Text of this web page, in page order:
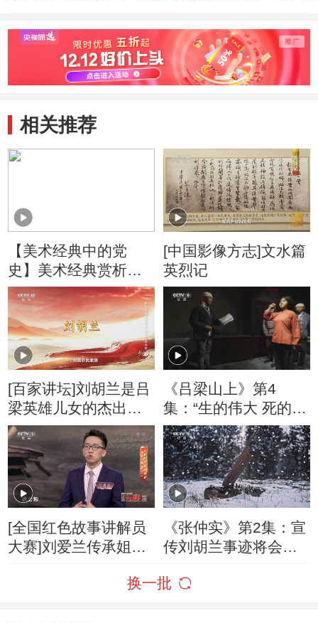
刘胡兰大无畏的革
命精神？
为何创作刘胡兰烈
士纪念像？
牲背
人知
相关推荐
【美术经典中的党
史】美术经典赏析：
王朝闻没有见过刘胡
兰真实的相貌，他是
如何来创作这尊作品
的？
[中国影像方志]文水篇
英烈记
[百家讲坛]刘胡兰是吕
梁英雄儿女的杰出代
表
《吕梁山上》第4
集：“生的伟大 死的光
荣”
[全国红色故事讲解员
大赛]刘爱兰传承姐姐
命的种子悄悄撒播
《张仲实》第2集：宣
传刘胡兰事迹将会成
全国胜利的一份力量
换一批